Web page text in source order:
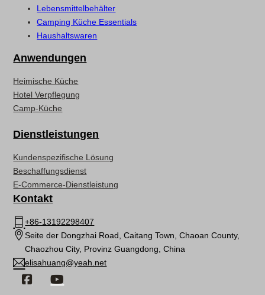
Lebensmittelbehälter
Camping Küche Essentials
Haushaltswaren
Anwendungen
Heimische Küche
Hotel Verpflegung
Camp-Küche
Dienstleistungen
Kundenspezifische Lösung
Beschaffungsdienst
E-Commerce-Dienstleistung
Kontakt
+86-13192298407
Seite der Dongzhai Road, Caitang Town, Chaoan County,
Chaozhou City, Provinz Guangdong, China
elisahuang@yeah.net